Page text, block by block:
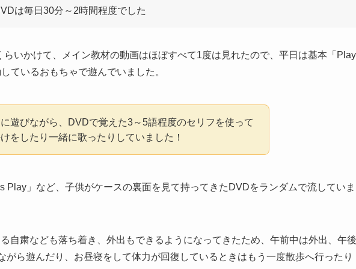
は毎日30分～2時間程度でした
らいかけて、メイン教材の動画はほぼすべて1度は見れたので、平日は基本「Play
ているおもちゃで遊んでいました。
遊びながら、DVDで覚えた3～5語程度のセリフを使って
をしたり一緒に歌ったりしていました！
Play」など、子供がケースの裏面を見て持ってきたDVDをランダムで流していま
自粛なども落ち着き、外出もできるようになってきたため、午前中は外出、午後
がら遊んだり、お昼寝をして体力が回復しているときはもう一度散歩へ行ったり